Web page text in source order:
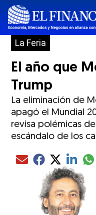
window
La Feria
El año que
Trump
La eliminación de
apagó el Mundial
revisa polémicas
escándalo de los
Compartir el artículo
Compartir el
Compartir el